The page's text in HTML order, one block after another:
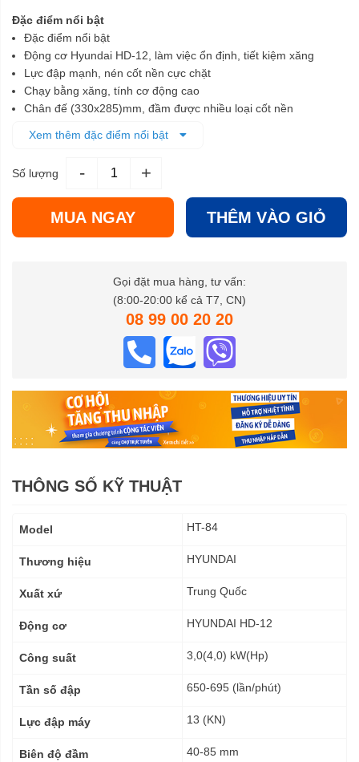
Đặc điểm nổi bật
Đặc điểm nổi bật
Động cơ Hyundai HD-12, làm việc ổn định, tiết kiệm xăng
Lực đập mạnh, nén cốt nền cực chặt
Chạy bằng xăng, tính cơ động cao
Chân đế (330x285)mm, đầm được nhiều loại cốt nền
Xem thêm đặc điểm nổi bật
Số lượng - +
MUA NGAY THÊM VÀO GIỎ
Gọi đặt mua hàng, tư vấn:
(8:00-20:00 kể cả T7, CN)
08 99 00 20 20
THÔNG SỐ KỸ THUẬT
kỹ
Model HT-84
Thương hiệu HYUNDAI
Xuất xứ Trung Quốc
Động cơ HYUNDAI HD-12
Công suất 3,0(4,0) kW(Hp)
Tần số đập 650-695 (lần/phút)
Lực đập máy 13 (KN)
Biên độ đầm 40-85 mm